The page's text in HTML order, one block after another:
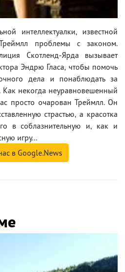
интеллектуалки, известной
проблемы с законом.
Скотленд-Ярда вызывает
Эндрю Гласа, чтобы помочь
дела и понаблюдать за
некогда неуравновешенный
просто очарован Треймлл. Он
страстью, а красотка
в соблазнительную и, как и
игру...
в Google.News